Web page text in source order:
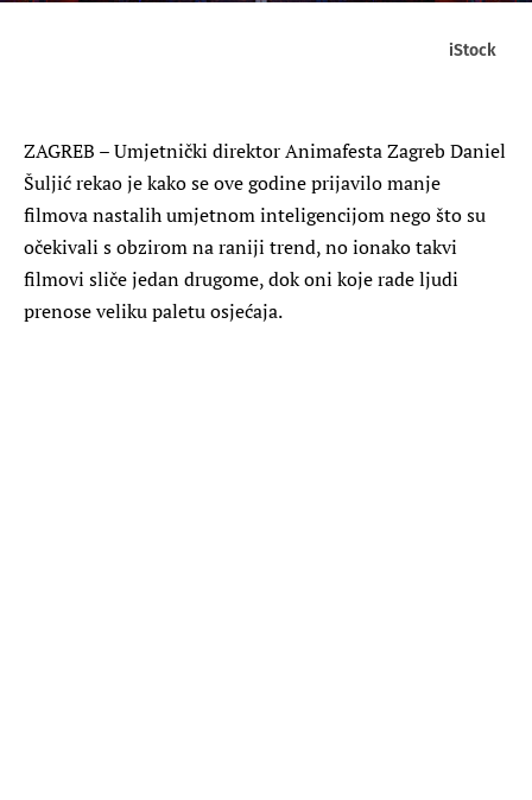
iStock
ZAGREB – Umjetnički direktor Animafesta Zagreb Daniel
Šuljić rekao je kako se ove godine prijavilo manje
filmova nastalih umjetnom inteligencijom nego što su
očekivali s obzirom na raniji trend, no ionako takvi
filmovi sliče jedan drugome, dok oni koje rade ljudi
prenose veliku paletu osjećaja.